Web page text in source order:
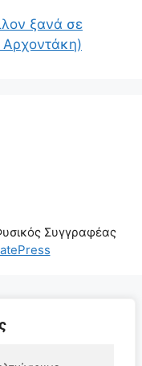
ξανά σε
Αρχοντάκη)
Συγγραφέας